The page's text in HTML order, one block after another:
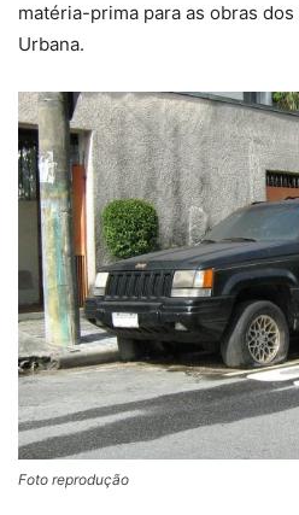
matéria-prima para as obras
Urbana.
Foto reprodução